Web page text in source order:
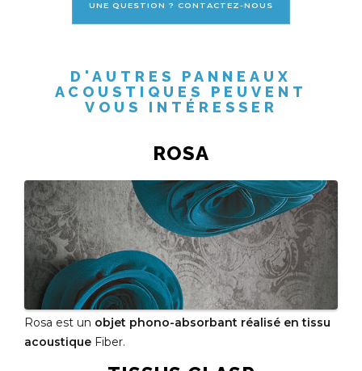
UNE QUESTION ? CONTACTEZ-NOUS
D'AUTRES PANNEAUX
ACOUSTIQUES PEUVENT
VOUS INTÉRESSER
ROSA
Rosa est un objet phono-absorbant réalisé en tissu
acoustique Fiber.